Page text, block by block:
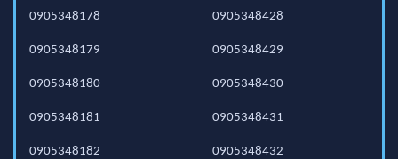
0905348178
0905348179
0905348180
0905348181
0905348182
0905348428
0905348429
0905348430
0905348431
0905348432